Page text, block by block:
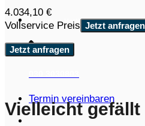
Beratungs-Hotline:
Termin vereinbaren
4.034,10 €
Vollservice Preis Jetzt anfragen
Jetzt anfragen
Vielleicht gefällt